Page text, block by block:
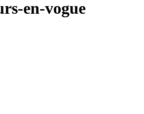
en-vogue